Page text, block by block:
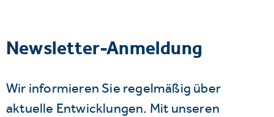
Newsletter-Anmeldung
Wir informieren Sie regelmäßig über
aktuelle Entwicklungen. Mit unseren